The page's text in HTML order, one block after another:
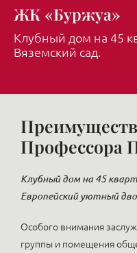
ЖК «Буржуа»
Клубный дом на 45
Вяземский сад.
Профессора
Клубный дом на 45
Европейский уютный
Особого внимания
группы и помещения